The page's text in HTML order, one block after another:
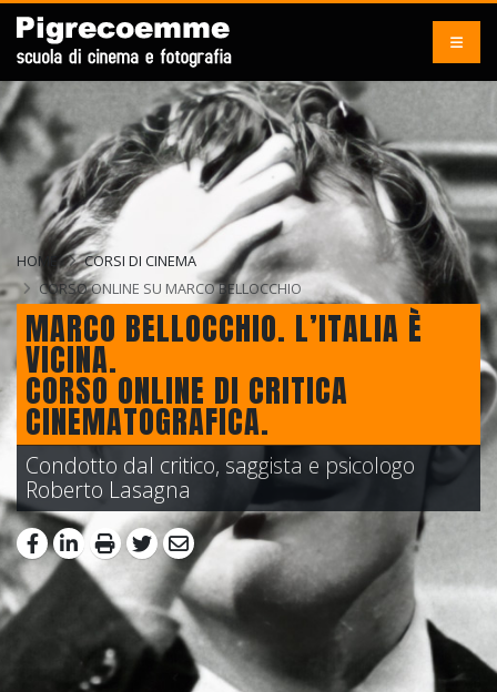
MARCO BELLOCCHIO. L’ITALIA È
VICINA.
CORSO ONLINE DI CRITICA
CINEMATOGRAFICA.
Condotto dal critico, saggista e psicologo
Roberto Lasagna
HOME
CORSI DI CINEMA
CORSO ONLINE SU MARCO BELLOCCHIO